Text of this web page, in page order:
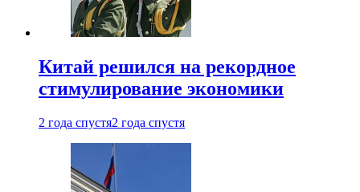
Китай решился на рекордное
стимулирование экономики
2 года спустя2 года спустя